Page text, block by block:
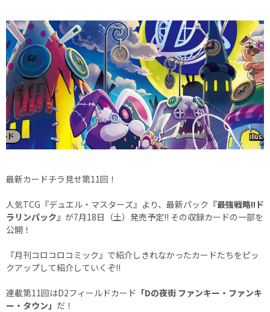
最新カードチラ見せ第11回！
人気TCG『デュエル・マスターズ』より、最新パック 『最強戦略!!ド
ラリンパック』 が7月18日（土）発売予定!! その収録カードの一部を
公開！
『月刊コロコロコミック』で紹介しきれなかったカードたちをピッ
クアップして紹介していくぞ!!
連載第11回はD2フィールドカード 「Dの夜街 ファンキー・ファンキ
ー・タウン」 だ！